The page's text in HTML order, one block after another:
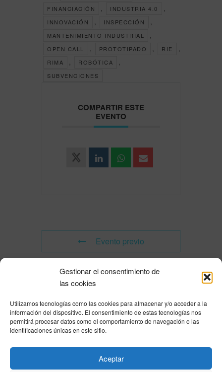
Gestionar el consentimiento de
las cookies
Utilizamos tecnologías como las cookies para almacenar y/o acceder a la
información del dispositivo. El consentimiento de estas tecnologías nos
permitirá procesar datos como el comportamiento de navegación o las
identificaciones únicas en este sitio.
Aceptar
FINANCIACIÓN INDUSTRIA 4.0
INNOVACIÓN INSPECCIÓN
MANTENIMIENTO INDUSTRIAL
OPEN CALL PROTOTIPADO RIE
RIMA ROBÓTICA
SUBVENCIONES
COMPARTIR ESTE
EVENTO
Evento previo
Evento siguiente
Powered byModern Events Calendar
Política de privacidad| Aviso Legal|Política de cookies|DNSH|Trabaja con
nosotros
HOME